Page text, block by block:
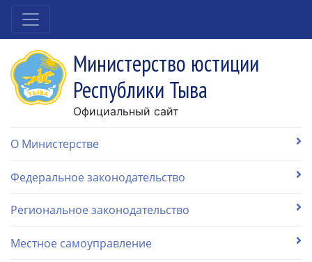
Министерство юстиции
Республики Тыва
Официальный сайт
О Министерстве
Федеральное законодательство
Региональное законодательство
Местное самоуправление